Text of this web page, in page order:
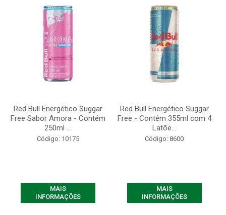
Red Bull Energético Suggar
Free Sabor Amora - Contém
250ml ...
Código: 10175
MAIS
INFORMAÇÕES
Red Bull Energético Suggar
Free - Contém 355ml com 4
Latõe...
Código: 8600
MAIS
INFORMAÇÕES